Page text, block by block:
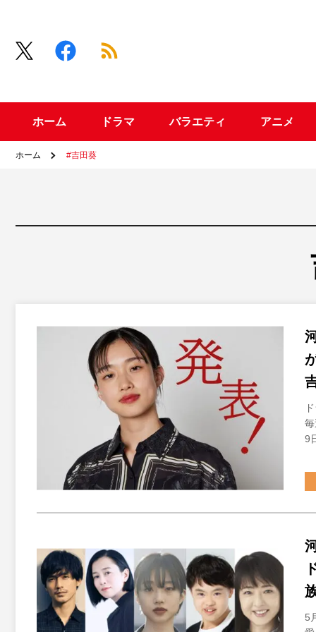
ホーム ドラマ バラエティ アニメ
ホーム #吉田葵
9
5